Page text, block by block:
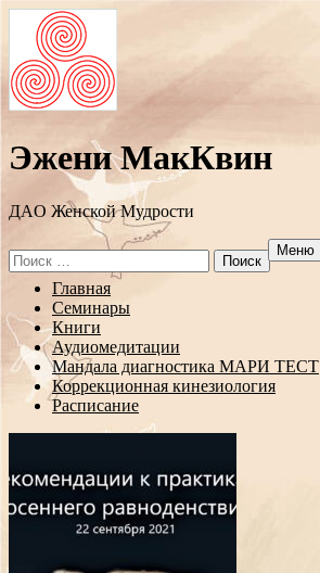
Эжени МакКвин
ДAO Женской Мудрости
Search
for:
Меню
Перейти
содержанию
Главная
Семинары
Книги
Аудиомедитации
Мандала диагностика МАРИ ТЕСТ
Коррекционная кинезиология
Расписание